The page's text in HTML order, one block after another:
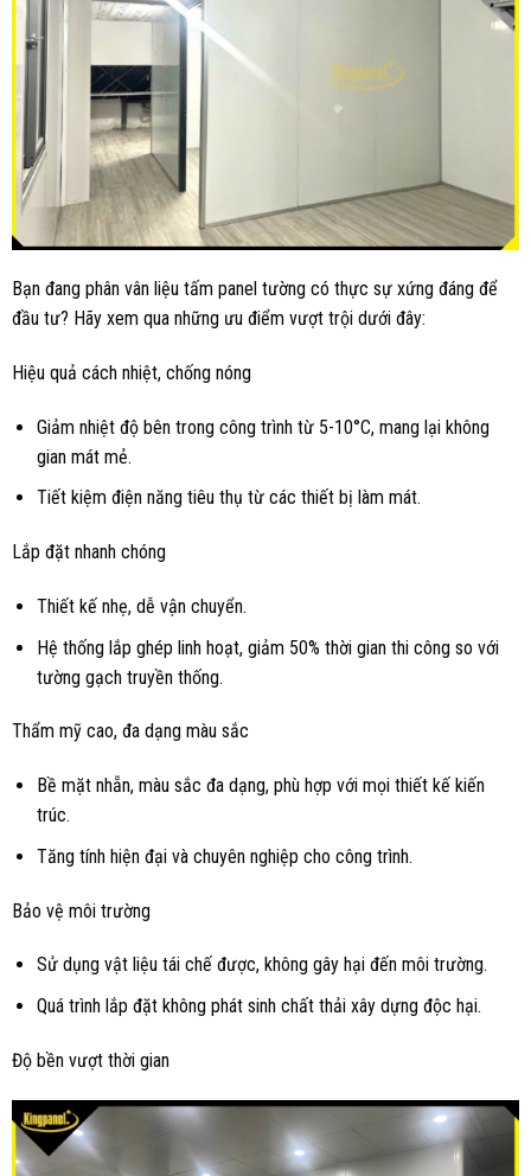
Bạn đang phân vân liệu tấm panel tường có thực sự xứng đáng để
đầu tư? Hãy xem qua những ưu điểm vượt trội dưới đây:
Hiệu quả cách nhiệt, chống nóng
Giảm nhiệt độ bên trong công trình từ 5-10°C, mang lại không
gian mát mẻ.
Tiết kiệm điện năng tiêu thụ từ các thiết bị làm mát.
Lắp đặt nhanh chóng
Thiết kế nhẹ, dễ vận chuyển.
Hệ thống lắp ghép linh hoạt, giảm 50% thời gian thi công so với
tường gạch truyền thống.
Thẩm mỹ cao, đa dạng màu sắc
Bề mặt nhẵn, màu sắc đa dạng, phù hợp với mọi thiết kế kiến
trúc.
Tăng tính hiện đại và chuyên nghiệp cho công trình.
Bảo vệ môi trường
Sử dụng vật liệu tái chế được, không gây hại đến môi trường.
Quá trình lắp đặt không phát sinh chất thải xây dựng độc hại.
Độ bền vượt thời gian